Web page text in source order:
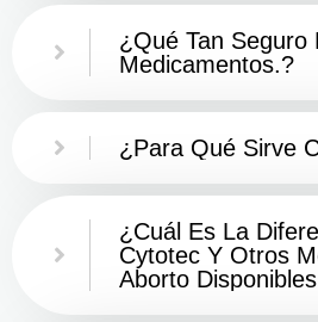
¿Qué Tan Seguro
Medicamentos.?
¿Para Qué Sirve
¿Cuál Es La
Cytotec Y Otros
Aborto